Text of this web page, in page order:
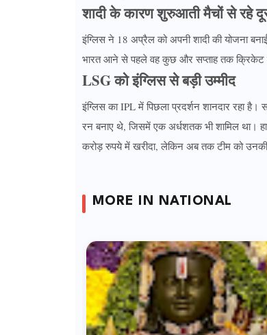
शादी के कारण शुरुआती मैचों से रहे
इंग्लिस ने 18 अप्रैल को अपनी शादी की योजना
भारत आने से पहले वह कुछ और सप्ताह तक
LSG को इंग्लिस से बड़ी उम्मीद
इंग्लिस का IPL में पिछला प्रदर्शन शानदार रहा
रन बनाए थे, जिसमें एक अर्धशतक भी शामिल था।
करोड़ रुपये में खरीदा, लेकिन अब तक टीम को
MORE IN NATIONAL